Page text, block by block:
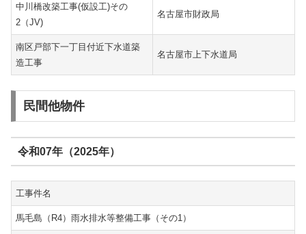
中川橋改築工事(仮設工)その
2（JV)
名古屋市財政局
南区戸部下一丁目付近下水道築
造工事
名古屋市上下水道局
民間他物件
令和07年（2025年）
工事件名
馬毛島（R4）雨水排水等整備工事（その1）